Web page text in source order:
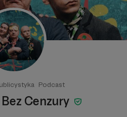
Podcast
Cenzury